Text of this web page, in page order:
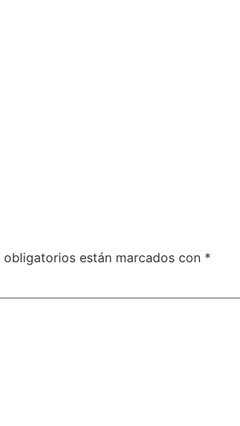
obligatorios están marcados con *